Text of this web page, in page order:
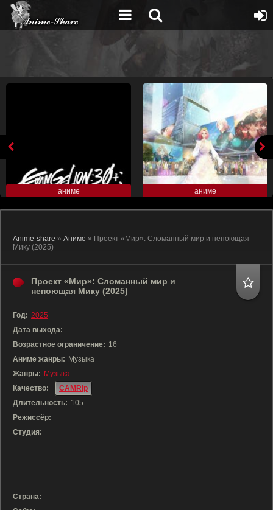
аниме аниме
Anime-share » Аниме » Проект «Мир»: Сломанный мир и непоющая
Мику (2025)
Проект «Мир»: Сломанный мир и
непоющая Мику (2025)
Год: 2025
Дата выхода:
Возрастное ограничение: 16
Аниме жанры: Музыка
Жанры: Музыка
Качество:
CAMRip
Длительность: 105
Режиссёр:
Студия:
Страна: